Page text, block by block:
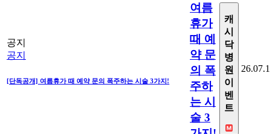
공지
공지
[단독공개] 여름휴가 때 예약 문의 폭주하는 시술 3가지!
여름
휴가
때 예
약 문
의 폭
주하
는 시
술 3
캐
시
닥
병
원
이
벤
트